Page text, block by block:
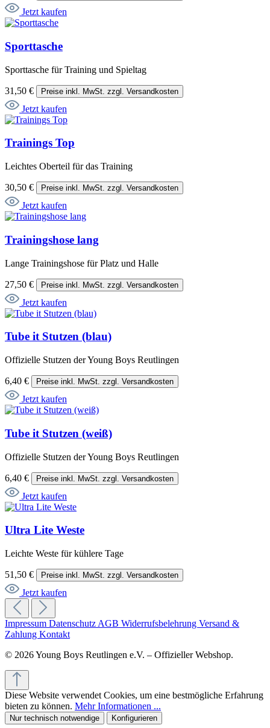
Jetzt kaufen
Sporttasche
Sporttasche für Training und Spieltag
31,50 € Preise inkl. MwSt. zzgl. Versandkosten
Jetzt kaufen
Trainings Top
Leichtes Oberteil für das Training
30,50 € Preise inkl. MwSt. zzgl. Versandkosten
Jetzt kaufen
Trainingshose lang
Lange Trainingshose für Platz und Halle
27,50 € Preise inkl. MwSt. zzgl. Versandkosten
Jetzt kaufen
Tube it Stutzen (blau)
Offizielle Stutzen der Young Boys Reutlingen
6,40 € Preise inkl. MwSt. zzgl. Versandkosten
Jetzt kaufen
Tube it Stutzen (weiß)
Offizielle Stutzen der Young Boys Reutlingen
6,40 € Preise inkl. MwSt. zzgl. Versandkosten
Jetzt kaufen
Ultra Lite Weste
Leichte Weste für kühlere Tage
51,50 € Preise inkl. MwSt. zzgl. Versandkosten
Jetzt kaufen
Impressum Datenschutz AGB Widerrufsbelehrung Versand &
Zahlung Kontakt
© 2026 Young Boys Reutlingen e.V. – Offizieller Webshop.
Diese Website verwendet Cookies, um eine bestmögliche Erfahrung
bieten zu können. Mehr Informationen ...
Nur technisch notwendige Konfigurieren